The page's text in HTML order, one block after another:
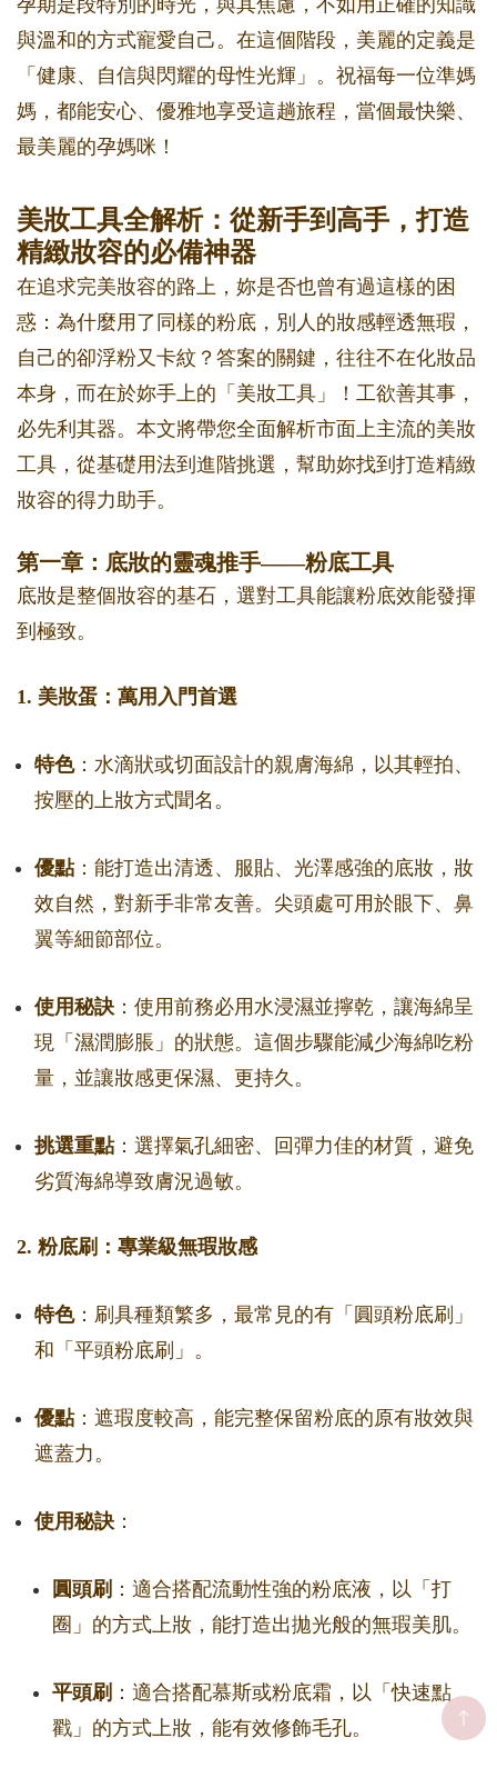
孕期是段特別的時光，與其焦慮，不如用正確的知識
與溫和的方式寵愛自己。在這個階段，美麗的定義是
「健康、自信與閃耀的母性光輝」。祝福每一位準媽
媽，都能安心、優雅地享受這趟旅程，當個最快樂、
最美麗的孕媽咪！
美妝工具全解析：從新手到高手，打造
精緻妝容的必備神器
在追求完美妝容的路上，妳是否也曾有過這樣的困
惑：為什麼用了同樣的粉底，別人的妝感輕透無瑕，
自己的卻浮粉又卡紋？答案的關鍵，往往不在化妝品
本身，而在於妳手上的「美妝工具」！工欲善其事，
必先利其器。本文將帶您全面解析市面上主流的美妝
工具，從基礎用法到進階挑選，幫助妳找到打造精緻
妝容的得力助手。
第一章：底妝的靈魂推手——粉底工具
底妝是整個妝容的基石，選對工具能讓粉底效能發揮
到極致。
1. 美妝蛋：萬用入門首選
特色：水滴狀或切面設計的親膚海綿，以其輕拍、
按壓的上妝方式聞名。
優點：能打造出清透、服貼、光澤感強的底妝，妝
效自然，對新手非常友善。尖頭處可用於眼下、鼻
翼等細節部位。
使用秘訣 ：使用前務必用水浸濕並擰乾，讓海綿呈
現「濕潤膨脹」的狀態。這個步驟能減少海綿吃粉
量，並讓妝感更保濕、更持久。
挑選重點：選擇氣孔細密、回彈力佳的材質，避免
劣質海綿導致膚況過敏。
2. 粉底刷：專業級無瑕妝感
特色：刷具種類繁多，最常見的有「圓頭粉底刷」
和「平頭粉底刷」。
優點：遮瑕度較高，能完整保留粉底的原有妝效與
遮蓋力。
使用秘訣 ：
圓頭刷 ：適合搭配流動性強的粉底液，以「打
圈」的方式上妝，能打造出拋光般的無瑕美肌。
平頭刷 ：適合搭配慕斯或粉底霜，以「快速點
戳」的方式上妝，能有效修飾毛孔。